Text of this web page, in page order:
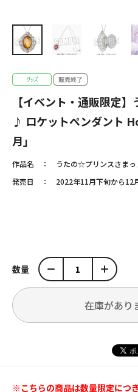
【イベント・通販限定
♪ ロケットペンダント
月」
作品名
うたの☆プリンスさま
発売日
2022年11月下旬から12
数量
在庫があり
※こちらの商品は数量限定につ